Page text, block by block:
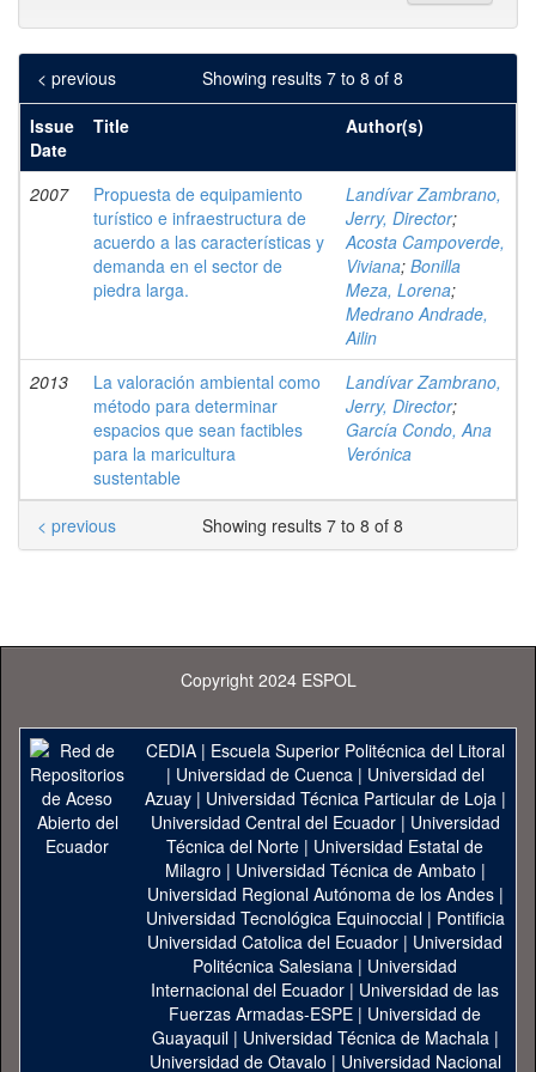
Showing results 7 to 8 of 8
< previous
Issue
Date
Title Author(s)
2007
Propuesta de equipamiento
turístico e infraestructura de
acuerdo a las características y
demanda en el sector de
piedra larga.
Landívar Zambrano,
Jerry, Director;
Acosta Campoverde,
Viviana; Bonilla
Meza, Lorena;
Medrano Andrade,
Ailin
2013
La valoración ambiental como
método para determinar
espacios que sean factibles
para la maricultura
sustentable
Landívar Zambrano,
Jerry, Director;
García Condo, Ana
Verónica
Showing results 7 to 8 of 8
< previous
Copyright 2024 ESPOL
CEDIA| Escuela Superior Politécnica del Litoral
| Universidad de Cuenca| Universidad del
Azuay| Universidad Técnica Particular de Loja|
Universidad Central del Ecuador| Universidad
Técnica del Norte | Universidad Estatal de
Milagro | Universidad Técnica de Ambato |
Universidad Regional Autónoma de los Andes|
Universidad Tecnológica Equinoccial| Pontificia
Universidad Catolica del Ecuador | Universidad
Politécnica Salesiana | Universidad
Internacional del Ecuador | Universidad de las
Fuerzas Armadas-ESPE | Universidad de
Guayaquil| Universidad Técnica de Machala|
Universidad de Otavalo | Universidad Nacional